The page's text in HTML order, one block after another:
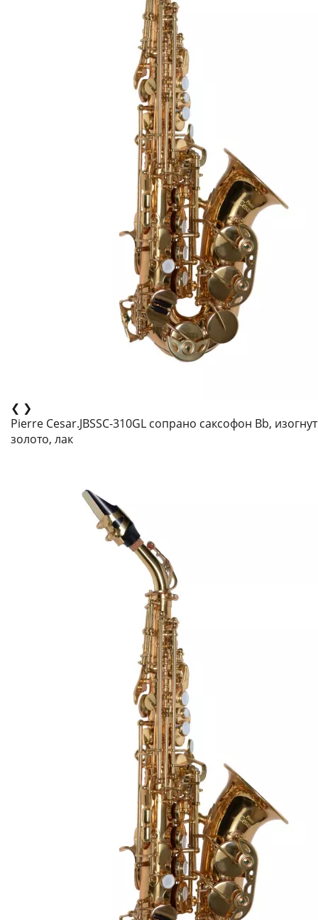
❮ ❯
Pierre Cesar.JBSSC-310GL сопрано саксофон Bb,
золото, лак